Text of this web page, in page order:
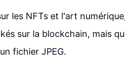
les NFTs et l'art
sur la blockchain, mais
fichier JPEG.